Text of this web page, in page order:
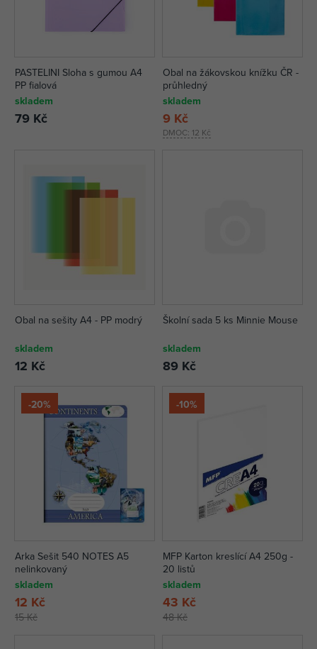
PASTELINI Sloha s gumou A4
PP fialová
skladem
79 Kč
Obal na žákovskou knížku ČR -
průhledný
skladem
DMOC: 12 Kč
9 Kč
Obal na sešity A4 - PP modrý
skladem
12 Kč
Školní sada 5 ks Minnie Mouse
skladem
89 Kč
-20%
Arka Sešit 540 NOTES A5
nelinkovaný
skladem
15 Kč
12 Kč
-10%
MFP Karton kreslící A4 250g -
20 listů
skladem
48 Kč
43 Kč